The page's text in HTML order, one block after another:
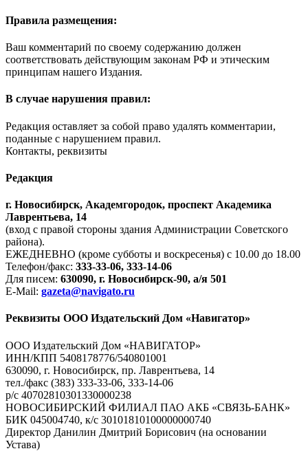
Правила размещения:
Ваш комментарий по своему содержанию должен
соответствовать действующим законам РФ и этическим
принципам нашего Издания.
В случае нарушения правил:
Редакция оставляет за собой право удалять комментарии,
поданные с нарушением правил.
Контакты, реквизиты
Редакция
г. Новосибирск, Академгородок, проспект Академика
Лаврентьева, 14
(вход с правой стороны здания Администрации Советского
района).
ЕЖЕДНЕВНО (кроме субботы и воскресенья) с 10.00 до 18.00
Телефон/факс: 333-33-06, 333-14-06
Для писем: 630090, г. Новосибирск-90, а/я 501
E-Mail: gazeta@navigato.ru
Реквизиты ООО Издательский Дом «Навигатор»
ООО Издательский Дом «НАВИГАТОР»
ИНН/КПП 5408178776/540801001
630090, г. Новосибирск, пр. Лаврентьева, 14
тел./факс (383) 333-33-06, 333-14-06
р/с 40702810301330000238
НОВОСИБИРСКИЙ ФИЛИАЛ ПАО АКБ «СВЯЗЬ-БАНК»
БИК 045004740, к/с 30101810100000000740
Директор Данилин Дмитрий Борисович (на основании
Устава)